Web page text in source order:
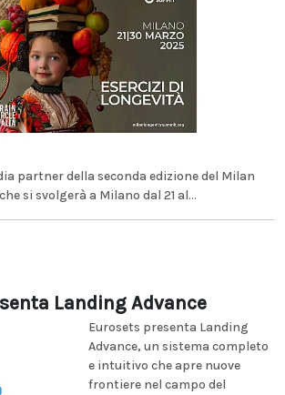
partner della seconda edizione del Milan
si svolgerà a Milano dal 21 al...
Landing Advance
Eurosets presenta Landing
Advance, un sistema completo
e intuitivo che apre nuove
frontiere nel campo del